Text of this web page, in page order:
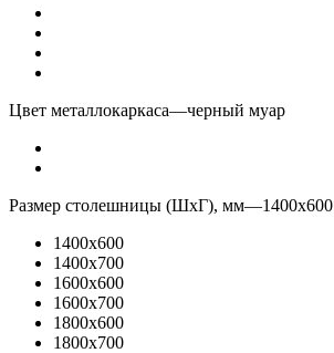
Цвет металлокаркаса—черный муар
Размер столешницы (ШхГ), мм—1400x600
1400x600
1400x700
1600x600
1600x700
1800x600
1800x700